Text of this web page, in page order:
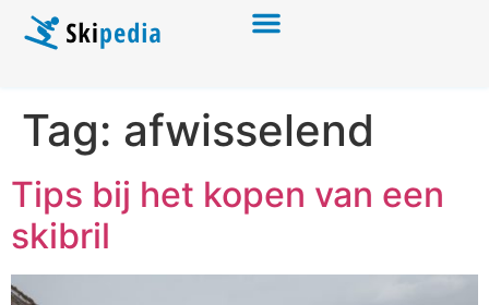
Tag: afwisselend
Tips bij het kopen van een
skibril